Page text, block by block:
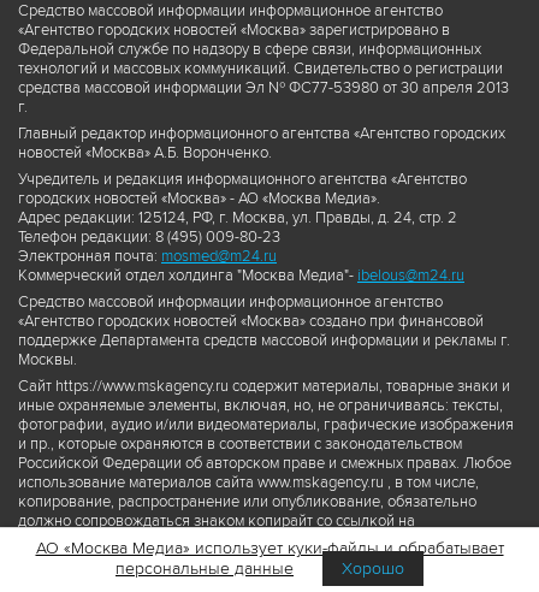
Средство массовой информации информационное агентство
«Агентство городских новостей «Москва» зарегистрировано в
Федеральной службе по надзору в сфере связи, информационных
технологий и массовых коммуникаций. Свидетельство о регистрации
средства массовой информации Эл № ФС77-53980 от 30 апреля 2013
г.
Главный редактор информационного агентства «Агентство городских
новостей «Москва» А.Б. Воронченко.
Учредитель и редакция информационного агентства «Агентство
городских новостей «Москва» - АО «Москва Медиа».
Адрес редакции: 125124, РФ, г. Москва, ул. Правды, д. 24, стр. 2
Телефон редакции: 8 (495) 009-80-23
Электронная почта: mosmed@m24.ru
Коммерческий отдел холдинга "Москва Медиа"- ibelous@m24.ru
Средство массовой информации информационное агентство
«Агентство городских новостей «Москва» создано при финансовой
поддержке Департамента средств массовой информации и рекламы г.
Москвы.
Сайт https://www.mskagency.ru содержит материалы, товарные знаки и
иные охраняемые элементы, включая, но, не ограничиваясь: тексты,
фотографии, аудио и/или видеоматериалы, графические изображения
и пр., которые охраняются в соответствии с законодательством
Российской Федерации об авторском праве и смежных правах. Любое
использование материалов сайта www.mskagency.ru , в том числе,
копирование, распространение или опубликование, обязательно
должно сопровождаться знаком копирайт со ссылкой на
правообладателя © АО «Москва Медиа», а также гиперссылкой на сайт
www.mskagency.ru как на первоисточник информации. Переработка
материалов сайта www.mskagency.ru не допускается.
АО «Москва Медиа» использует куки-файлы и обрабатывает
персональные данные
Хорошо